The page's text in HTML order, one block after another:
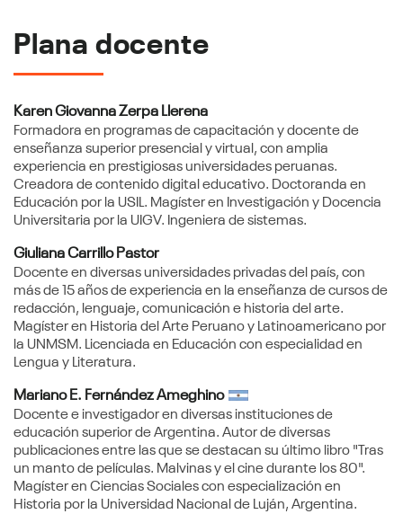
Autorizo a la Universidad Continental a utilizar
mis datos personales para los fines mencionados
Plana docente
Karen Giovanna Zerpa Llerena
Formadora en programas de capacitación y docente de
enseñanza superior presencial y virtual, con amplia
experiencia en prestigiosas universidades peruanas.
Creadora de contenido digital educativo. Doctoranda en
Educación por la USIL. Magíster en Investigación y Docencia
Universitaria por la UIGV. Ingeniera de sistemas.
Giuliana Carrillo Pastor
Docente en diversas universidades privadas del país, con
más de 15 años de experiencia en la enseñanza de cursos de
redacción, lenguaje, comunicación e historia del arte.
Magíster en Historia del Arte Peruano y Latinoamericano por
la UNMSM. Licenciada en Educación con especialidad en
Lengua y Literatura.
Mariano E. Fernández Ameghino
Docente e investigador en diversas instituciones de
educación superior de Argentina. Autor de diversas
publicaciones entre las que se destacan su último libro "Tras
un manto de películas. Malvinas y el cine durante los 80".
Magíster en Ciencias Sociales con especialización en
Historia por la Universidad Nacional de Luján, Argentina.